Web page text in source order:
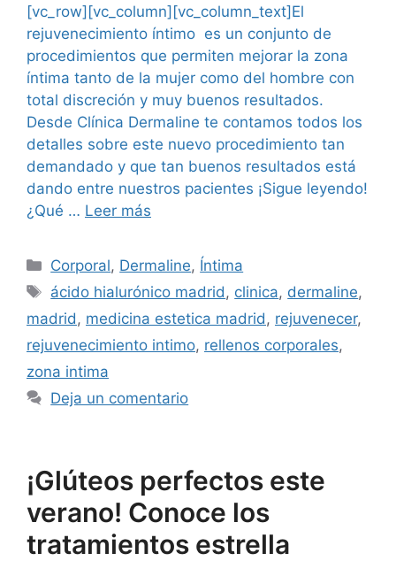
[vc_row][vc_column][vc_column_text]El
rejuvenecimiento íntimo es un conjunto de
procedimientos que permiten mejorar la zona
íntima tanto de la mujer como del hombre con
total discreción y muy buenos resultados.
Desde Clínica Dermaline te contamos todos los
detalles sobre este nuevo procedimiento tan
demandado y que tan buenos resultados está
dando entre nuestros pacientes ¡Sigue leyendo!
¿Qué … Leer más
Corporal, Dermaline, Íntima
ácido hialurónico madrid , clinica, dermaline,
madrid , medicina estetica madrid , rejuvenecer,
rejuvenecimiento intimo, rellenos corporales,
zona intima
Deja un comentario
¡Glúteos perfectos este
verano! Conoce los
tratamientos estrella